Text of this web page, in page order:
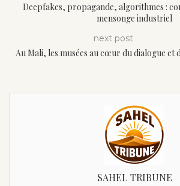
Deepfakes, propagande, algorithmes :
mensonge industriel
next post
Au Mali, les musées au cœur du dialogue et
SAHEL TRIBUNE